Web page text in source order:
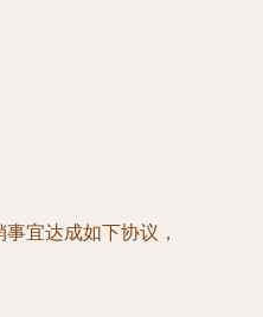
宜达成如下协议，